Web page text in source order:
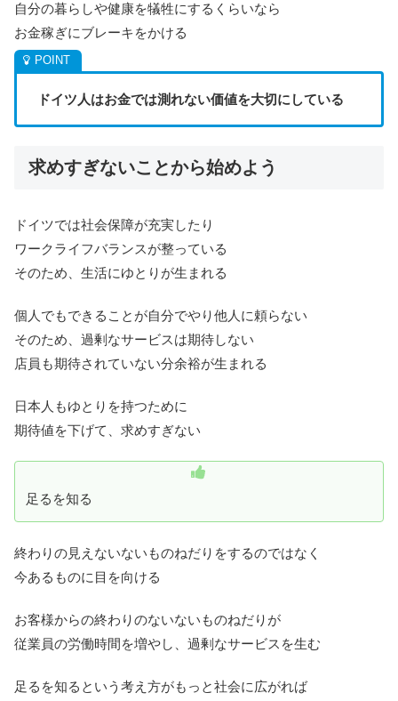
自分の暮らしや健康を犠牲にするくらいなら
お金稼ぎにブレーキをかける
ドイツ人はお金では測れない価値を大切にしている
求めすぎないことから始めよう
ドイツでは社会保障が充実したり
ワークライフバランスが整っている
そのため、生活にゆとりが生まれる
個人でもできることが自分でやり他人に頼らない
そのため、過剰なサービスは期待しない
店員も期待されていない分余裕が生まれる
日本人もゆとりを持つために
期待値を下げて、求めすぎない
足るを知る
終わりの見えないないものねだりをするのではなく
今あるものに目を向ける
お客様からの終わりのないないものねだりが
従業員の労働時間を増やし、過剰なサービスを生む
足るを知るという考え方がもっと社会に広がれば